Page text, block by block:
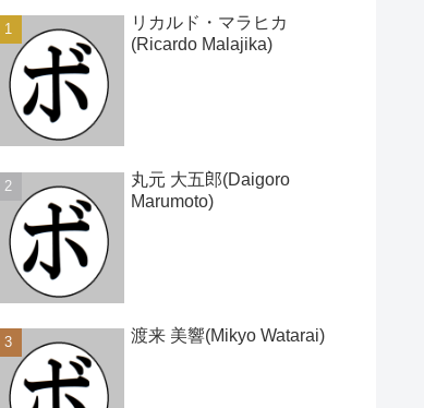
リカルド・マラヒカ
(Ricardo Malajika)
丸元 大五郎(Daigoro
Marumoto)
渡来 美響(Mikyo Watarai)